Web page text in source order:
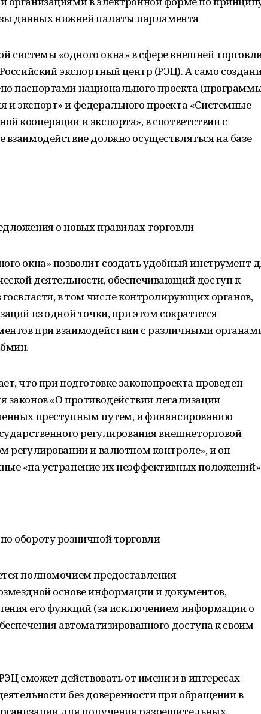
данных нижней палаты парламента
«одного окна» в сфере внешней
экспортный центр (РЭЦ). А само
паспортами национального проекта
экспорт» и федерального проекта «Системные
кооперации и экспорта», в соответствии с
должно осуществляться на базе
о новых правилах торговли
окна» позволит создать удобный инструмент
деятельности, обеспечивающий доступ к
в том числе контролирующих органов,
из одной точки, при этом сократится
при взаимодействии с различными
что при подготовке законопроекта проведен
законов «О противодействии легализации
преступным путем, и финансированию
регулирования внешнеторговой
регулировании и валютном контроле», и он
«на устранение их неэффективных
обороту розничной торговли
полномочием предоставления
основе информации и документов,
его функций (за исключением информации о
автоматизированного доступа к своим
сможет действовать от имени и в интересах
без доверенности при обращении в